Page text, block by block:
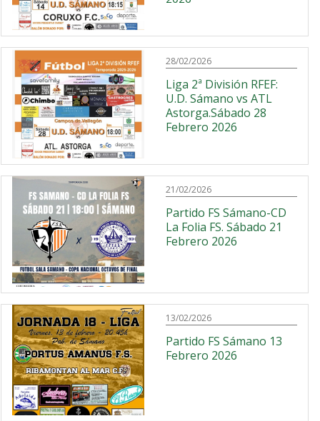
28/02/2026
Liga 2ª División RFEF:
U.D. Sámano vs ATL
Astorga.Sábado 28
Febrero 2026
21/02/2026
Partido FS Sámano-CD
La Folia FS. Sábado 21
Febrero 2026
13/02/2026
Partido FS Sámano 13
Febrero 2026